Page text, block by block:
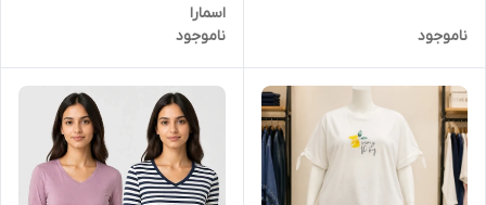
ناموجود
اسمارا
ناموجود